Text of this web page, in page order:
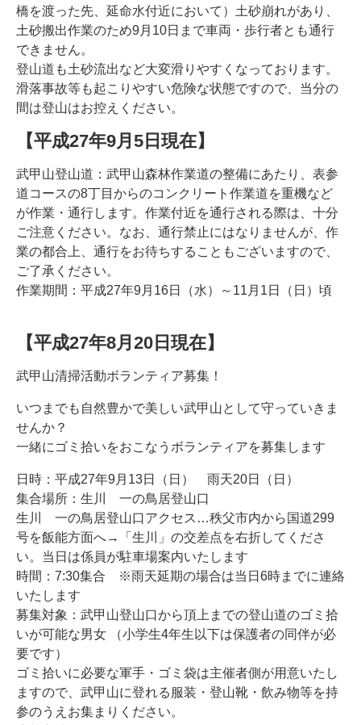
橋を渡った先、延命水付近において）土砂崩れがあり、
土砂搬出作業のため9月10日まで車両・歩行者とも通行
できません。
登山道も土砂流出など大変滑りやすくなっております。
滑落事故等も起こりやすい危険な状態ですので、当分の
間は登山はお控えください。
【平成27年9月5日現在】
武甲山登山道：武甲山森林作業道の整備にあたり、表参
道コースの8丁目からのコンクリート作業道を重機など
が作業・通行します。作業付近を通行される際は、十分
ご注意ください。なお、通行禁止にはなりませんが、作
業の都合上、通行をお待ちすることもございますので、
ご了承ください。
作業期間：平成27年9月16日（水）～11月1日（日）頃
【平成27年8月20日現在】
武甲山清掃活動ボランティア募集！
いつまでも自然豊かで美しい武甲山として守っていきま
せんか？
一緒にゴミ拾いをおこなうボランティアを募集します
日時：平成27年9月13日（日） 雨天20日（日）
集合場所：生川 一の鳥居登山口
生川 一の鳥居登山口アクセス…秩父市内から国道299
号を飯能方面へ→「生川」の交差点を右折してくださ
い。当日は係員が駐車場案内いたします
時間：7:30集合 ※雨天延期の場合は当日6時までに連絡
いたします
募集対象：武甲山登山口から頂上までの登山道のゴミ拾
いが可能な男女 （小学生4年生以下は保護者の同伴が必
要です）
ゴミ拾いに必要な軍手・ゴミ袋は主催者側が用意いたし
ますので、武甲山に登れる服装・登山靴・飲み物等を持
参のうえお集まりください。